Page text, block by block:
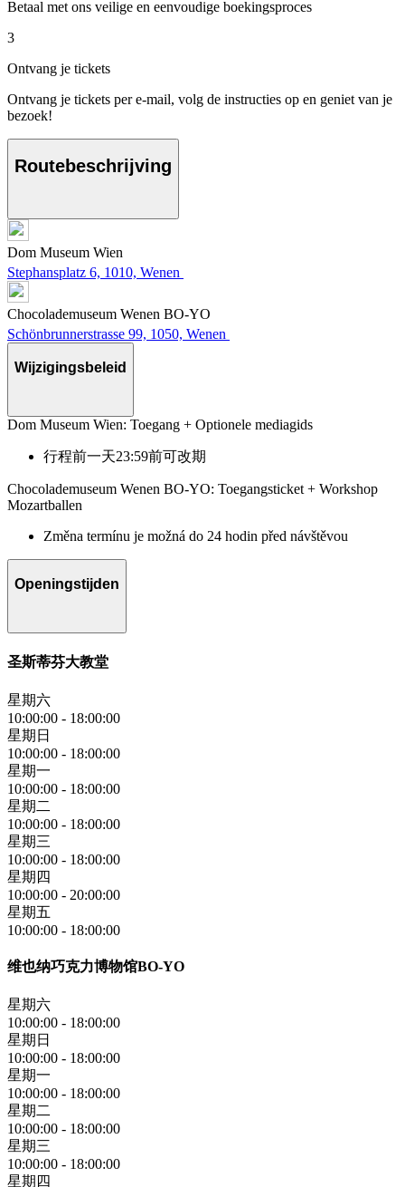
Betaal met ons veilige en eenvoudige boekingsproces
3
Ontvang je tickets
Ontvang je tickets per e-mail, volg de instructies op en geniet van je
bezoek!
Routebeschrijving
Dom Museum Wien
Stephansplatz 6, 1010, Wenen
Chocolademuseum Wenen BO-YO
Schönbrunnerstrasse 99, 1050, Wenen
Wijzigingsbeleid
Dom Museum Wien: Toegang + Optionele mediagids
行程前一天23:59前可改期
Chocolademuseum Wenen BO-YO: Toegangsticket + Workshop
Mozartballen
Změna termínu je možná do 24 hodin před návštěvou
Openingstijden
圣斯蒂芬大教堂
星期六
10:00:00 - 18:00:00
星期日
10:00:00 - 18:00:00
星期一
10:00:00 - 18:00:00
星期二
10:00:00 - 18:00:00
星期三
10:00:00 - 18:00:00
星期四
10:00:00 - 20:00:00
星期五
10:00:00 - 18:00:00
维也纳巧克力博物馆BO-YO
星期六
10:00:00 - 18:00:00
星期日
10:00:00 - 18:00:00
星期一
10:00:00 - 18:00:00
星期二
10:00:00 - 18:00:00
星期三
10:00:00 - 18:00:00
星期四